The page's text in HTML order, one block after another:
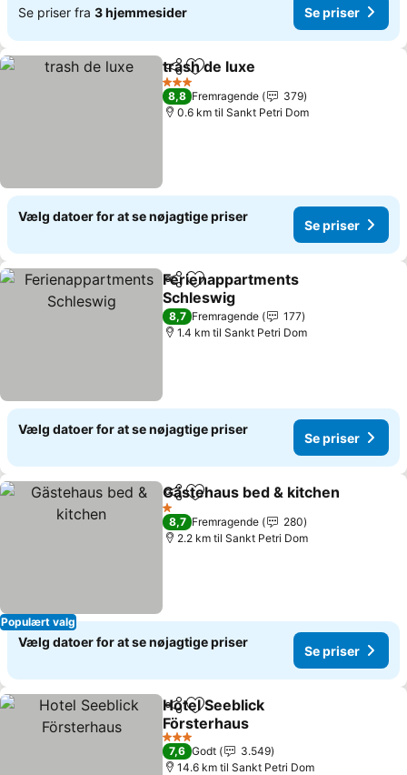
Se priser fra 3 hjemmesider Se priser
Del Føj til favoritter
trash de luxe
3 Stjerner
8,8 Fremragende
379
0.6 km til Sankt Petri Dom
Vælg datoer for at se nøjagtige priser
Se priser
Del Føj til favoritter
Ferienappartments
Schleswig
8,7 Fremragende
177
1.4 km til Sankt Petri Dom
Vælg datoer for at se nøjagtige priser
Se priser
Populært valg
Del Føj til favoritter
Gästehaus bed & kitchen
1 Stjerner
8,7 Fremragende
280
2.2 km til Sankt Petri Dom
Vælg datoer for at se nøjagtige priser
Se priser
Del Føj til favoritter
Hotel Seeblick
Försterhaus
3 Stjerner
7,6 Godt
3.549
14.6 km til Sankt Petri Dom